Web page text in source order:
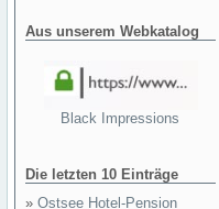
Aus unserem Webkatalog
Black Impressions
Die letzten 10 Einträge
» Ostsee Hotel-Pension